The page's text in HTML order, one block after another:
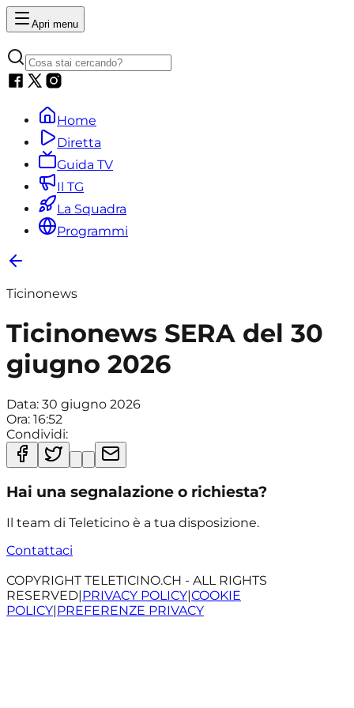
Apri menu
Home
Diretta
Guida TV
Il TG
La Squadra
Programmi
Ticinonews
Ticinonews SERA del 30
giugno 2026
Data: 30 giugno 2026
Ora: 16:52
Condividi:
Hai una segnalazione o richiesta?
Il team di Teleticino è a tua disposizione.
Contattaci
COPYRIGHT TELETICINO.CH - ALL RIGHTS
RESERVED|PRIVACY POLICY|COOKIE
POLICY|PREFERENZE PRIVACY